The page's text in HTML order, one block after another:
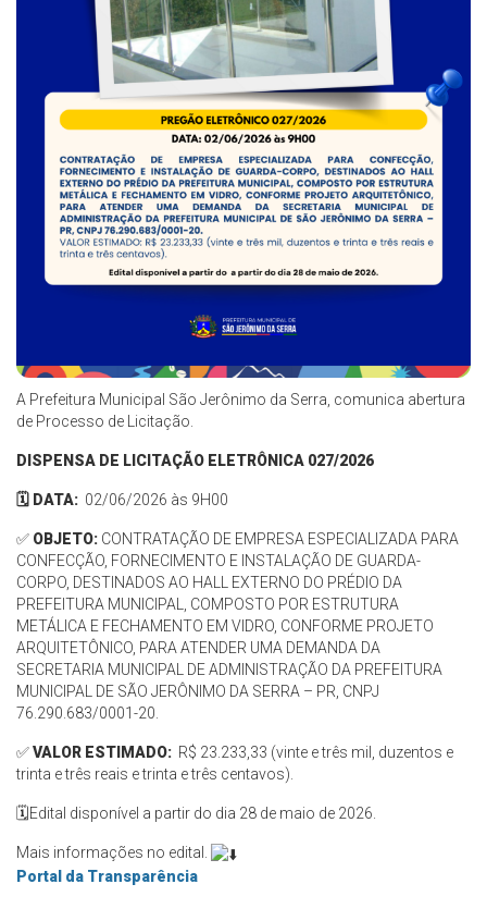
A Prefeitura Municipal São Jerônimo da Serra, comunica abertura
de Processo de Licitação.
DISPENSA DE LICITAÇÃO ELETRÔNICA 027/2026
🗓️ DATA: 02/06/2026 às 9H00
✅ OBJETO: CONTRATAÇÃO DE EMPRESA ESPECIALIZADA PARA
CONFECÇÃO, FORNECIMENTO E INSTALAÇÃO DE GUARDA-
CORPO, DESTINADOS AO HALL EXTERNO DO PRÉDIO DA
PREFEITURA MUNICIPAL, COMPOSTO POR ESTRUTURA
METÁLICA E FECHAMENTO EM VIDRO, CONFORME PROJETO
ARQUITETÔNICO, PARA ATENDER UMA DEMANDA DA
SECRETARIA MUNICIPAL DE ADMINISTRAÇÃO DA PREFEITURA
MUNICIPAL DE SÃO JERÔNIMO DA SERRA – PR, CNPJ
76.290.683/0001-20.
✅VALOR ESTIMADO: R$ 23.233,33 (vinte e três mil, duzentos e
trinta e três reais e trinta e três centavos).
🗓️Edital disponível a partir do dia 28 de maio de 2026.
Mais informações no edital.
Portal da Transparência